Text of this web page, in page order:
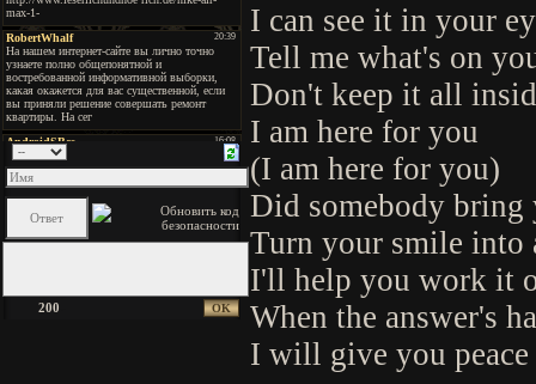
200
I can see it in your
Tell me what's on
Don't keep it all
I am here for you
(I am here for you)
Did somebody bring
Turn your smile into
I'll help you work it
When the answer's
I will give you